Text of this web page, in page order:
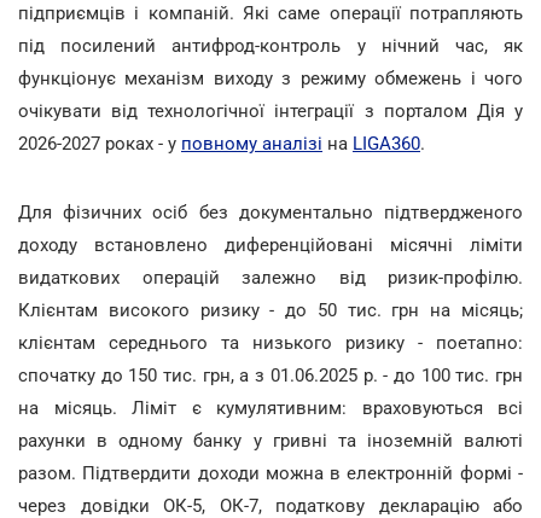
підприємців і компаній. Які саме операції потрапляють
під посилений антифрод-контроль у нічний час, як
функціонує механізм виходу з режиму обмежень і чого
очікувати від технологічної інтеграції з порталом Дія у
2026-2027 роках - у повному аналізі на LIGA360.
Для фізичних осіб без документально підтвердженого
доходу встановлено диференційовані місячні ліміти
видаткових операцій залежно від ризик-профілю.
Клієнтам високого ризику - до 50 тис. грн на місяць;
клієнтам середнього та низького ризику - поетапно:
спочатку до 150 тис. грн, а з 01.06.2025 р. - до 100 тис. грн
на місяць. Ліміт є кумулятивним: враховуються всі
рахунки в одному банку у гривні та іноземній валюті
разом. Підтвердити доходи можна в електронній формі -
через довідки ОК-5, ОК-7, податкову декларацію або